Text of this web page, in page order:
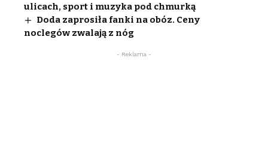
ulicach, sport i muzyka pod chmurką
Doda zaprosiła fanki na obóz. Ceny
noclegów zwalają z nóg
- Reklama -